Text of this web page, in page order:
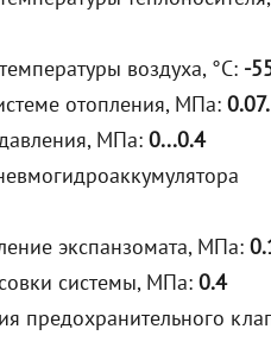
воздуха, °C: -
отопления, МПа:
МПа:0...0.4
экспанзомата, МПа:
системы, МПа:0.4
предохранительного